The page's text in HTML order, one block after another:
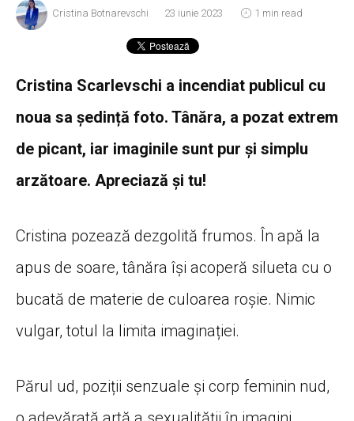
Cristina Botnarevschi 23 iunie 2023 1 min read
Cristina Scarlevschi a incendiat publicul cu
noua sa ședință foto. Tânăra, a pozat extrem
de picant, iar imaginile sunt pur și simplu
arzătoare. Apreciază și tu!
Cristina pozează dezgolită frumos. În apă la
apus de soare, tânăra își acoperă silueta cu o
bucată de materie de culoarea roșie. Nimic
vulgar, totul la limita imaginației.
Părul ud, poziții senzuale și corp feminin nud,